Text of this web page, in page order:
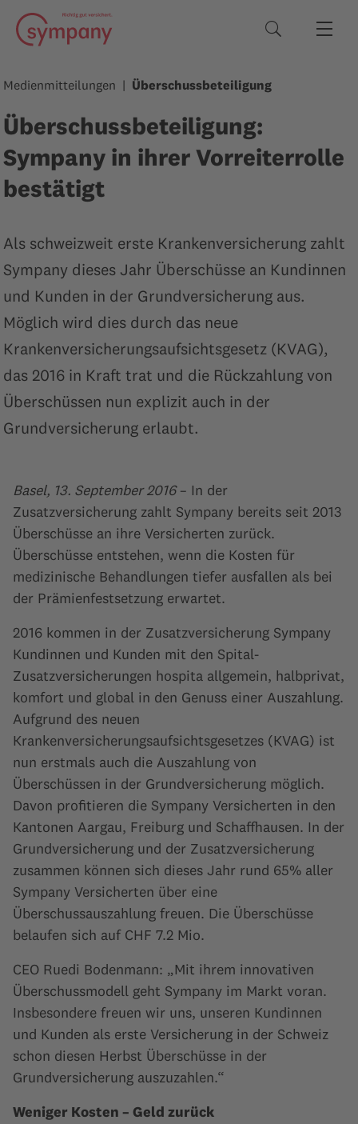
Suchbegriffe
Medienmitteilungen Überschussbeteiligung
Überschussbeteiligung:
Sympany in ihrer Vorreiterrolle
bestätigt
Als schweizweit erste Krankenversicherung zahlt
Sympany dieses Jahr Überschüsse an Kundinnen
und Kunden in der Grundversicherung aus.
Möglich wird dies durch das neue
Krankenversicherungsaufsichtsgesetz (KVAG),
das 2016 in Kraft trat und die Rückzahlung von
Überschüssen nun explizit auch in der
Grundversicherung erlaubt.
Basel, 13. September 2016– In der
Zusatzversicherung zahlt Sympany bereits seit 2013
Überschüsse an ihre Versicherten zurück.
Überschüsse entstehen, wenn die Kosten für
medizinische Behandlungen tiefer ausfallen als bei
der Prämienfestsetzung erwartet.
2016 kommen in der Zusatzversicherung Sympany
Kundinnen und Kunden mit den Spital-
Zusatzversicherungen hospita allgemein, halbprivat,
komfort und global in den Genuss einer Auszahlung.
Aufgrund des neuen
Krankenversicherungsaufsichtsgesetzes (KVAG) ist
nun erstmals auch die Auszahlung von
Überschüssen in der Grundversicherung möglich.
Davon profitieren die Sympany Versicherten in den
Kantonen Aargau, Freiburg und Schaffhausen. In der
Grundversicherung und der Zusatzversicherung
zusammen können sich dieses Jahr rund 65% aller
Sympany Versicherten über eine
Überschussauszahlung freuen. Die Überschüsse
belaufen sich auf CHF 7.2 Mio.
CEO Ruedi Bodenmann: „Mit ihrem innovativen
Überschussmodell geht Sympany im Markt voran.
Insbesondere freuen wir uns, unseren Kundinnen
und Kunden als erste Versicherung in der Schweiz
schon diesen Herbst Überschüsse in der
Grundversicherung auszuzahlen.“
Weniger Kosten – Geld zurück